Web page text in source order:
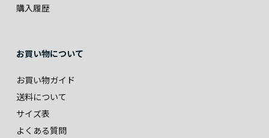
購入履歴
お買い物について
お買い物ガイド
送料について
サイズ表
よくある質問